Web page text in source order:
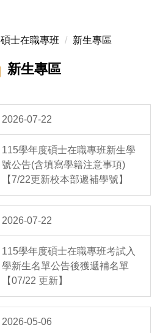
碩士在職專班 新生專區
新生專區
2026-07-22
115學年度碩士在職專班新生學
號公告(含填寫學籍注意事項)
【7/22更新校本部遞補學號】
2026-07-22
115學年度碩士在職專班考試入
學新生名單公告後獲遞補名單
【07/22 更新】
2026-05-06